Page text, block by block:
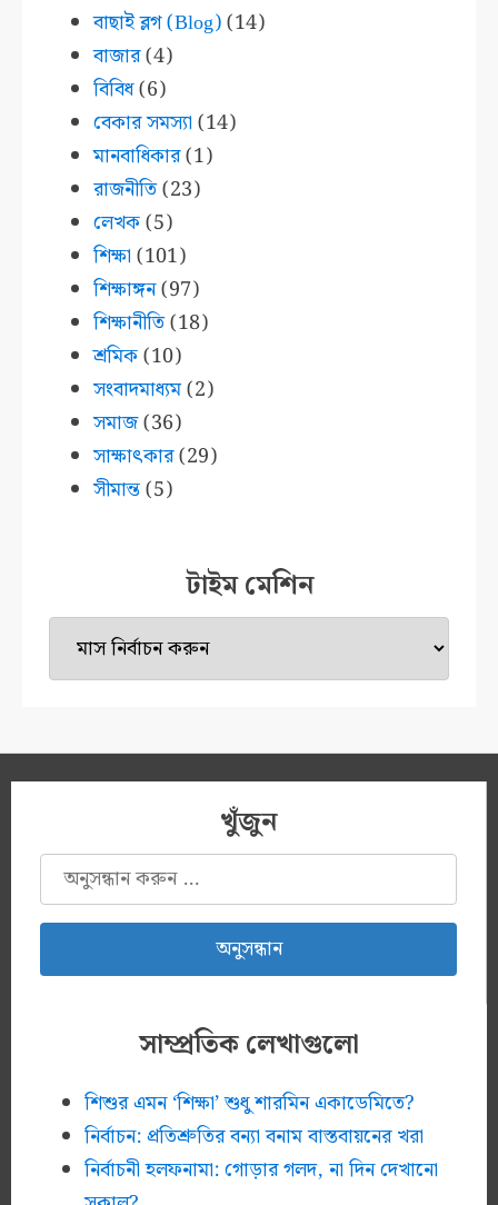
বাছাই ব্লগ (Blog)(14)
বাজার(4)
বিবিধ(6)
বেকার সমস্যা (14)
মানবাধিকার(1)
রাজনীতি(23)
লেখক(5)
শিক্ষা (101)
শিক্ষাঙ্গন(97)
শিক্ষানীতি(18)
শ্রমিক(10)
সংবাদমাধ্যম(2)
সমাজ(36)
সাক্ষাৎকার(29)
সীমান্ত(5)
টাইম মেশিন
টাইম
মেশিন
খুঁজুন
অনুসন্ধানঃ
সাম্প্রতিক লেখাগুলো
শিশুর এমন ‘শিক্ষা’ শুধু শারমিন একাডেমিতে?
নির্বাচন: প্রতিশ্রুতির বন্যা বনাম বাস্তবায়নের খরা
নির্বাচনী হলফনামা: গোড়ার গলদ, না দিন দেখানো